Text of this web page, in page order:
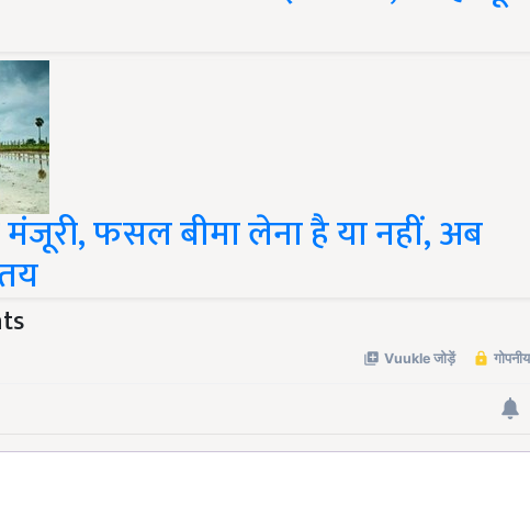
मंजूरी, फसल बीमा लेना है या नहीं, अब